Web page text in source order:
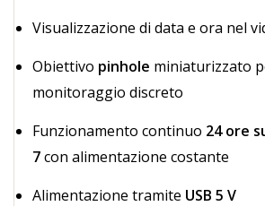
Visualizzazione di data e ora nel
Obiettivo pinhole miniaturizzato
monitoraggio discreto
Funzionamento continuo 24 ore
7con alimentazione costante
Alimentazione tramite USB 5 V